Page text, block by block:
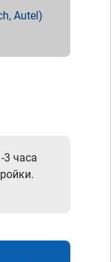
Autel)
3 часа